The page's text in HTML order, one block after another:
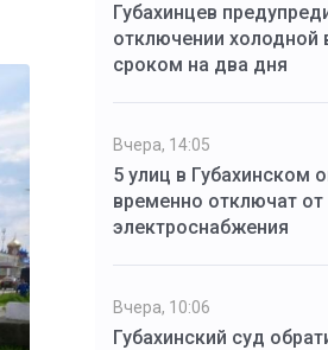
Губахинцев
отключении холодной
сроком на два дня
Вчера, 14:05
5 улиц в Губахинском
временно отключат от
электроснабжения
Вчера, 10:06
Губахинский суд